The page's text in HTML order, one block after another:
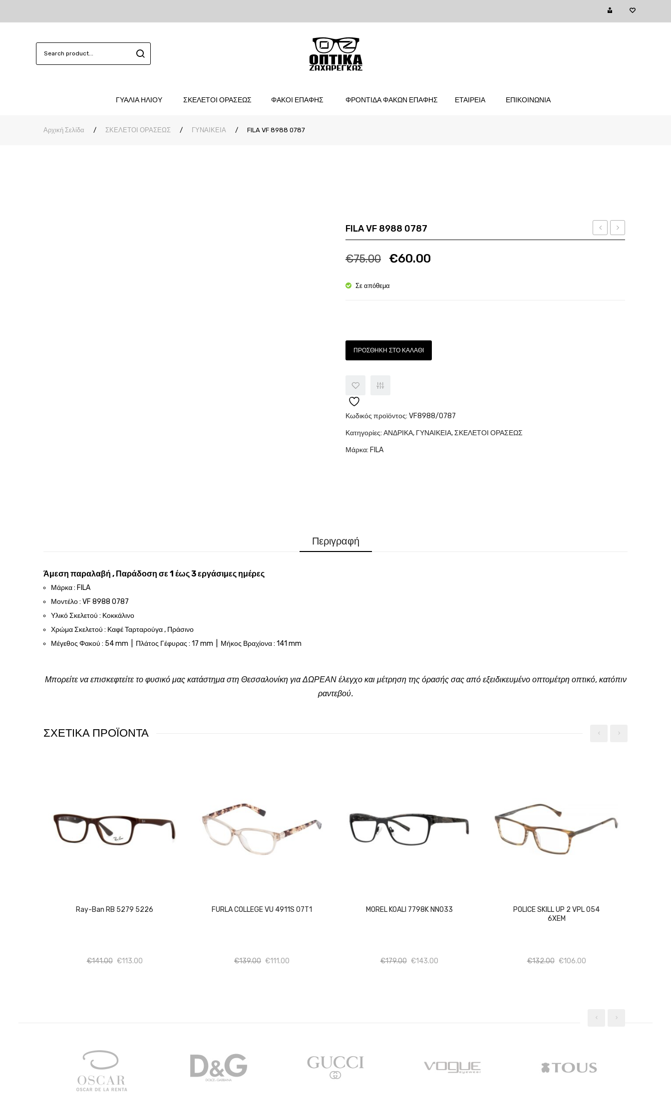
ΓΥΑΛΙΑ ΗΛΙΟΥ ΣΚΕΛΕΤΟΙ ΟΡΑΣΕΩΣ ΦΑΚΟΙ ΕΠΑΦΗΣ ΦΡΟΝΤΙΔΑ ΦΑΚΩΝ ΕΠΑΦΗΣ ΕΤΑΙΡΕΙΑ ΕΠΙΚΟΙΝΩΝΙΑ
Αρχική Σελίδα / ΣΚΕΛΕΤΟΙ ΟΡΑΣΕΩΣ / ΓΥΝΑΙΚΕΙΑ / FILA VF 8988 0787
MULTIPLAYER
Ban
FILA VF 8988 0787
€75.00 Ποσότητα
€60.00
Σε απόθεμα
ΠΡΟΣΘΉΚΗ ΣΤΟ ΚΑΛΆΘΙ
Κωδικός προϊόντος: VF8988/0787
Κατηγορίες: ΑΝΔΡΙΚΑ, ΓΥΝΑΙΚΕΙΑ,ΣΚΕΛΕΤΟΙ ΟΡΑΣΕΩΣ
Μάρκα: FILA
Περιγραφή
Άμεση παραλαβή , Παράδοση σε 1 έως 3 εργάσιμες ημέρες
Μάρκα : FILA
Μοντέλο : VF 8988 0787
Υλικό Σκελετού : Κοκκάλινο
Χρώμα Σκελετού : Καφέ Ταρταρούγα , Πράσινο
Μέγεθος Φακού : 54 mm | Πλάτος Γέφυρας : 17 mm | Μήκος Βραχίονα : 141 mm
Μπορείτε να επισκεφτείτε το φυσικό μας κατάστημα στη Θεσσαλονίκη για ΔΩΡΕΑΝ έλεγχο και μέτρηση της όρασής σας από εξειδικευμένο οπτομέτρη οπτικό, κατόπιν
ραντεβού.
ΣΧΕΤΙΚΑ ΠΡΟΪΟΝΤΑ
Ray-Ban RB 5279 5226
€141.00 Ποσότητα
€113.00Ποσότητα
FURLA COLLEGE VU 4911S 07T1
€139.00 Ποσότητα
€111.00
MOREL KOALI 7798K NN033
€179.00 Ποσότητα
€143.00Ποσότητα
POLICE SKILL UP 2 VPL 054
6XEM
€132.00 Ποσότητα
€106.00Ποσότητα